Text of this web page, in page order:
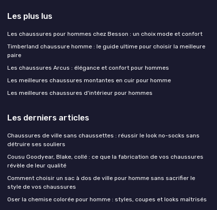
Les plus lus
Les chaussures pour hommes chez Besson : un choix mode et confort
Timberland chaussure homme : le guide ultime pour choisir la meilleure
paire
Les chaussures Arcus : élégance et confort pour hommes
Les meilleures chaussures montantes en cuir pour homme
Les meilleures chaussures d'intérieur pour hommes
Les derniers articles
Chaussures de ville sans chaussettes : réussir le look no-socks sans
détruire ses souliers
Cousu Goodyear, Blake, collé : ce que la fabrication de vos chaussures
révèle de leur qualité
Comment choisir un sac à dos de ville pour homme sans sacrifier le
style de vos chaussures
Oser la chemise colorée pour homme : styles, coupes et looks maîtrisés